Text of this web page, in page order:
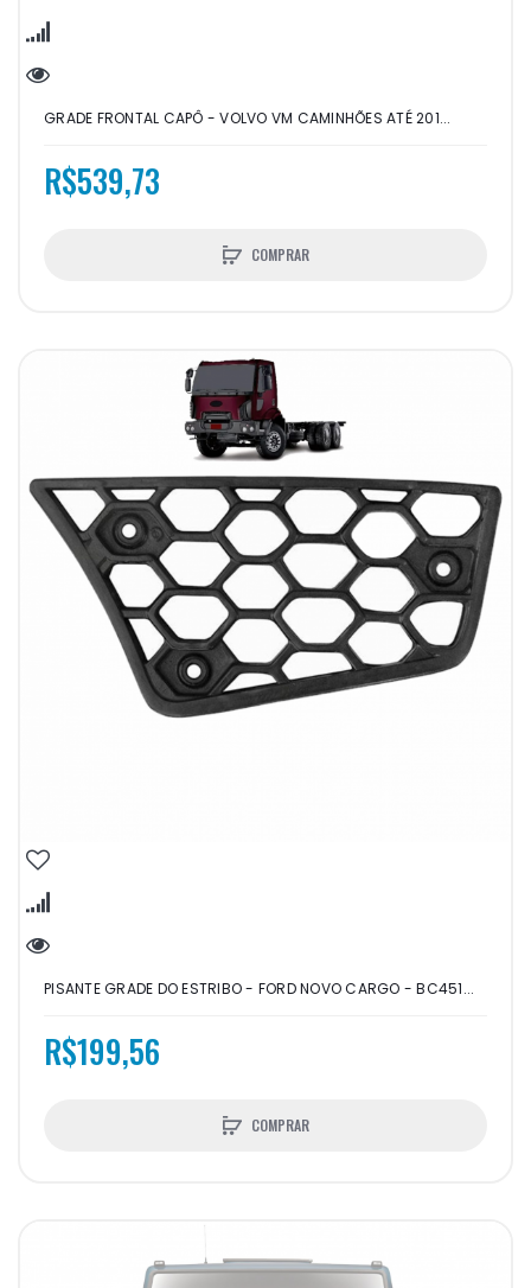
GRADE FRONTAL CAPÔ - VOLVO VM CAMINHÕES ATÉ 201...
R$539,73
COMPRAR
PISANTE GRADE DO ESTRIBO - FORD NOVO CARGO - BC451...
R$199,56
COMPRAR